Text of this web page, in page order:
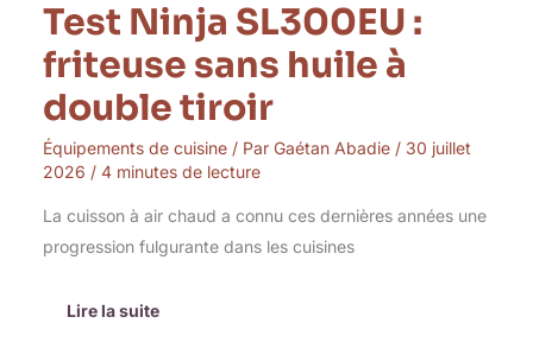
Test Ninja SL300EU :
friteuse sans huile à
double tiroir
Équipements de cuisine/ Par Gaétan Abadie / 30 juillet
2026 / 4 minutes de lecture
La cuisson à air chaud a connu ces dernières années une
progression fulgurante dans les cuisines
Lire la suite